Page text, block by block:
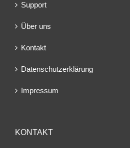
Support
Über uns
Kontakt
Datenschutzerklärung
Impressum
KONTAKT